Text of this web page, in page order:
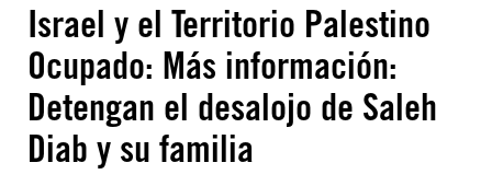
Israel y el Territorio Palestino
Ocupado: Más información:
Detengan el desalojo de Saleh
Diab y su familia